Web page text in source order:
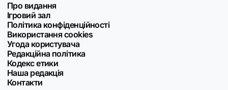
Про видання
Ігровий зал
Політика конфіденційності
Використання cookies
Угода користувача
Редакційна політика
Кодекс етики
Наша редакція
Контакти